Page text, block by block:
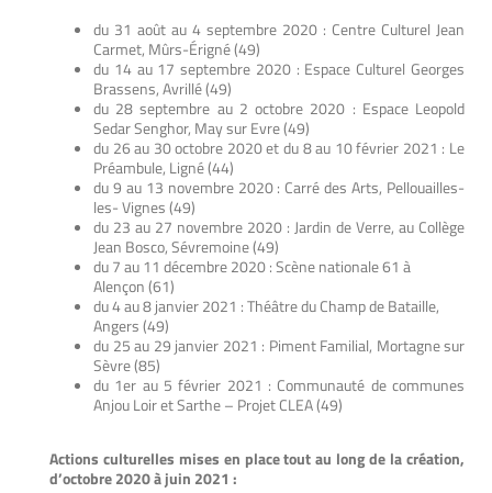
du 31 août au 4 septembre 2020 : Centre Culturel Jean
Carmet, Mûrs-Érigné (49)
du 14 au 17 septembre 2020 : Espace Culturel Georges
Brassens, Avrillé (49)
du 28 septembre au 2 octobre 2020 : Espace Leopold
Sedar Senghor, May sur Evre (49)
du 26 au 30 octobre 2020 et du 8 au 10 février 2021 : Le
Préambule, Ligné (44)
du 9 au 13 novembre 2020 : Carré des Arts, Pellouailles-
les- Vignes (49)
du 23 au 27 novembre 2020 : Jardin de Verre, au Collège
Jean Bosco, Sévremoine (49)
du 7 au 11 décembre 2020 : Scène nationale 61 à
Alençon (61)
du 4 au 8 janvier 2021 : Théâtre du Champ de Bataille,
Angers (49)
du 25 au 29 janvier 2021 : Piment Familial, Mortagne sur
Sèvre (85)
du 1er au 5 février 2021 : Communauté de communes
Anjou Loir et Sarthe – Projet CLEA (49)
Actions culturelles mises en place tout au long de la création,
d’octobre 2020 à juin 2021 :